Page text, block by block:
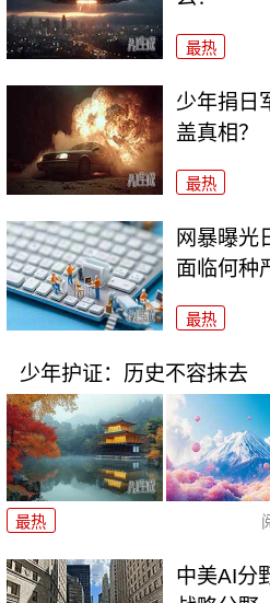
最热
少年捐日
盖真相？
最热
网暴曝光
面临何种
最热
少年护证：历史不容抹去
最热
中美AI分